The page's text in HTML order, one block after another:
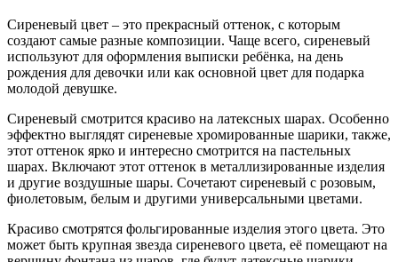
Сиреневый цвет – это прекрасный оттенок, с которым
создают самые разные композиции. Чаще всего, сиреневый
используют для оформления выписки ребёнка, на день
рождения для девочки или как основной цвет для подарка
молодой девушке.
Сиреневый смотрится красиво на латексных шарах. Особенно
эффектно выглядят сиреневые хромированные шарики, также,
этот оттенок ярко и интересно смотрится на пастельных
шарах. Включают этот оттенок в металлизированные изделия
и другие воздушные шары. Сочетают сиреневый с розовым,
фиолетовым, белым и другими универсальными цветами.
Красиво смотрятся фольгированные изделия этого цвета. Это
может быть крупная звезда сиреневого цвета, её помещают на